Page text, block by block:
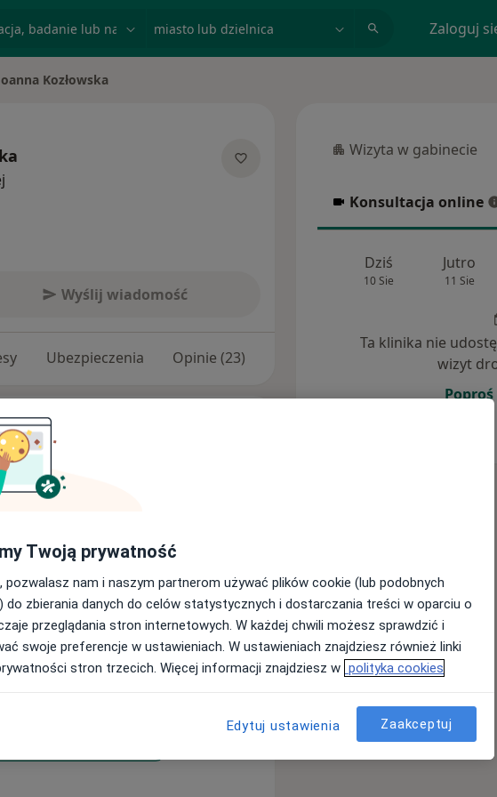
Zaloguj
Kozłowska
Wyślij wiadomość
Ubezpieczenia Opinie (23)
certyfikowanym
Terapii Uzależnień
Polskiego Towarzystwa
psychoterapii uzależnień
Ośrodku Psychoterapii
jednocześnie z wiedzy i
teoretyczne, w tym podejścia
Terapii
Psychiatrycznym dla Dzieci w
poporodowa
Wizyta w gabinecie
Wizyta w gabinecie
Konsultacja online
Konsultacja online
Dziś
10 Sie
Jutro
11 Sie
Ta klinika nie
wizyt
Twoją prywatność
pozwalasz nam i naszym partnerom używać plików cookie (lub podobnych
do zbierania danych do celów statystycznych i dostarczania treści w oparciu o
przeglądania stron internetowych. W każdej chwili możesz sprawdzić i
swoje preferencje w ustawieniach. W ustawieniach znajdziesz również linki
stron trzecich. Więcej informacji znajdziesz w polityka cookies
Edytuj ustawienia Zaakceptuj